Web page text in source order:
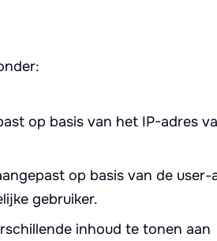
op basis van het IP-adres
op basis van de user-
gebruiker.
inhoud te tonen aan